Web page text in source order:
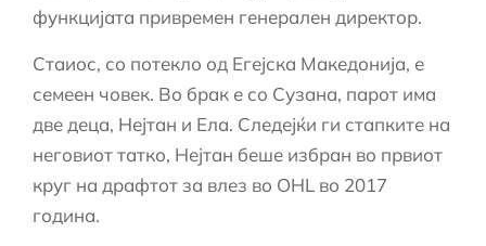
функцијата привремен генерален директор.
Стаиос, со потекло од Егејска Македонија, е
семеен човек. Во брак е со Сузана, парот има
две деца, Нејтан и Ела. Следејќи ги стапките на
неговиот татко, Нејтан беше избран во првиот
круг на драфтот за влез во OHL во 2017
година.